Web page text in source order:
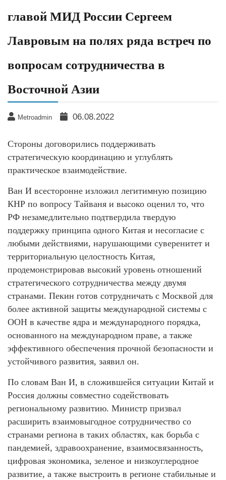
главой МИД России Сергеем
Лавровым на полях ряда встреч по
вопросам сотрудничества в
Восточной Азии
Metroadmin 06.08.2022
Стороны договорились поддерживать
стратегическую координацию и углублять
практическое взаимодействие.
Ван И всесторонне изложил легитимную позицию
КНР по вопросу Тайваня и высоко оценил то, что
РФ незамедлительно подтвердила твердую
поддержку принципа одного Китая и несогласие с
любыми действиями, нарушающими суверенитет и
территориальную целостность Китая,
продемонстрировав высокий уровень отношений
стратегического сотрудничества между двумя
странами. Пекин готов сотрудничать с Москвой для
более активной защиты международной системы с
ООН в качестве ядра и международного порядка,
основанного на международном праве, а также
эффективного обеспечения прочной безопасности и
устойчивого развития, заявил он.
По словам Ван И, в сложившейся ситуации Китай и
Россия должны совместно содействовать
региональному развитию. Министр призвал
расширить взаимовыгодное сотрудничество со
странами региона в таких областях, как борьба с
пандемией, здравоохранение, взаимосвязанность,
цифровая экономика, зеленое и низкоуглеродное
развитие, а также выстроить в регионе стабильные и